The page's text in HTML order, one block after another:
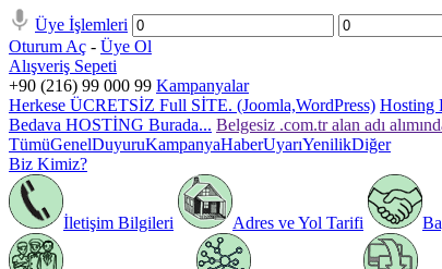
Üye İşlemleri
Oturum Aç - Üye Ol
Alışveriş Sepeti
+90 (216) 99 000 99 Kampanyalar
Herkese ÜCRETSİZ Full SİTE. (Joomla,WordPress) Hosting
Bedava HOSTİNG Burada... Belgesiz .com.tr alan adı
TümüGenelDuyuruKampanyaHaberUyarıYenilikDiğer
Biz Kimiz?
İletişim Bilgileri Adres ve Yol Tarifi